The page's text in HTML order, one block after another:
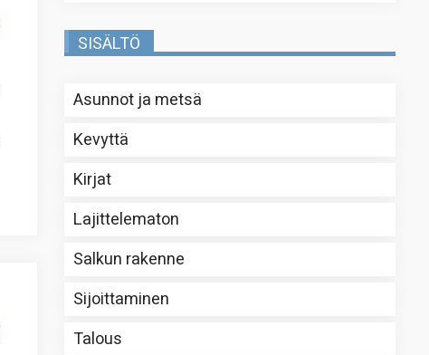
SISÄLTÖ
Asunnot ja metsä
Kevyttä
Kirjat
Lajittelematon
Salkun rakenne
Sijoittaminen
Talous